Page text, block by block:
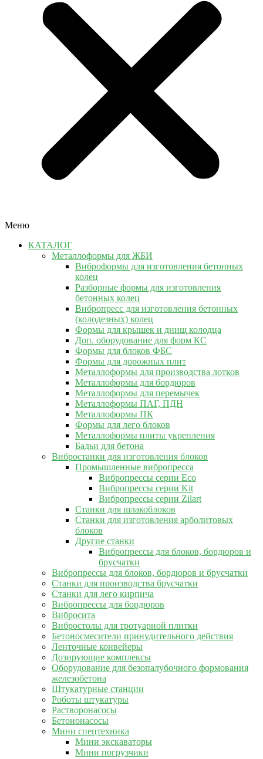
Меню
КАТАЛОГ
Металлоформы для ЖБИ
Виброформы для изготовления бетонных
колец
Разборные формы для изготовления
бетонных колец
Вибропресс для изготовления бетонных
(колодезных) колец
Формы для крышек и днищ колодца
Доп. оборудование для форм КС
Формы для блоков ФБС
Формы для дорожных плит
Металлоформы для производства лотков
Металлоформы для бордюров
Металлоформы для перемычек
Металлоформы ПАГ, ПДН
Металлоформы ПК
Формы для лего блоков
Металлоформы плиты укрепления
Бадьи для бетона
Вибростанки для изготовления блоков
Промышленные вибропресса
Вибропрессы серии Eco
Вибропрессы серии Kit
Вибропрессы серии Zilart
Станки для шлакоблоков
Станки для изготовления арболитовых
блоков
Другие станки
Вибропрессы для блоков, бордюров и
брусчатки
Вибропрессы для блоков, бордюров и брусчатки
Станки для производства брусчатки
Станки для лего кирпича
Вибропрессы для бордюров
Вибросита
Вибростолы для тротуарной плитки
Бетоносмесители принудительного действия
Ленточные конвейеры
Дозирующие комплексы
Оборудование для безопалубочного формования
железобетона
Штукатурные станции
Роботы штукатуры
Растворонасосы
Бетононасосы
Мини спецтехника
Мини экскаваторы
Мини погрузчики